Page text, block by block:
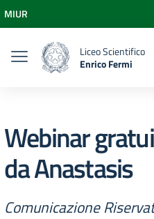
Vai al menu di navigazione
Vai al footer
MIUR
Liceo Scientifico
Enrico Fermi
Webinar
da Anastasis
Comunicazione